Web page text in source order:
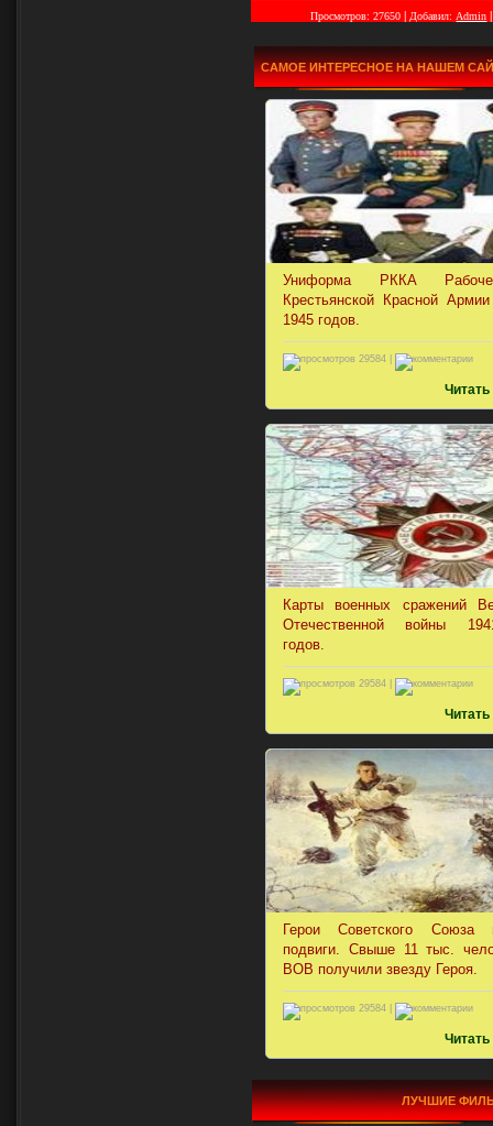
Просмотров: 27650 | Добавил: Admin
САМОЕ ИНТЕРЕСНОЕ НА НАШЕМ
Униформа РККА
Крестьянской Красной
1945 годов.
29584 |
Карты военных сражений
Отечественной войны
годов.
29584 |
Герои Советского
подвиги. Свыше 11 тыс.
ВОВ получили звезду Героя.
29584 |
ЛУЧШИЕ